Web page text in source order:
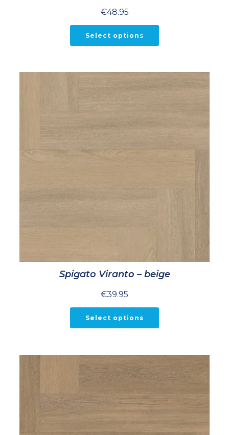
€48.95
Select options
Spigato Viranto – beige
€39.95
Select options